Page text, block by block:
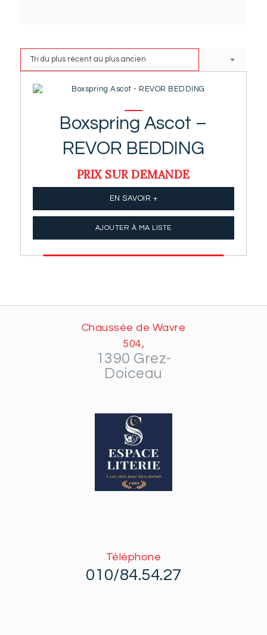
Boxspring Ascot –
REVOR BEDDING
PRIX SUR DEMANDE
EN SAVOIR +
AJOUTER À MA LISTE
Chaussée de Wavre
504,
1390 Grez-
Doiceau
Téléphone
010/84.54.27